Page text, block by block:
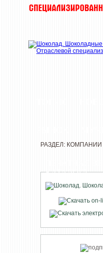
КАТАЛОГА
РАЗДЕЛ: КОМПАНИИ